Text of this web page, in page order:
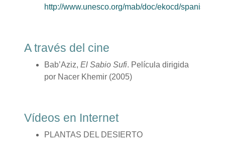
http://www.unesco.org/mab/doc/ekocd/spanish/
A través del cine
Bab’Aziz, El Sabio Sufi. Película dirigida
por Nacer Khemir (2005)
Vídeos en Internet
PLANTAS DEL DESIERTO